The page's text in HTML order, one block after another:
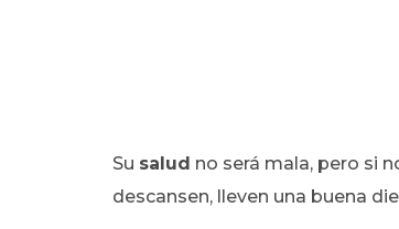
Su salud no será mala, pero si
descansen, lleven una buena